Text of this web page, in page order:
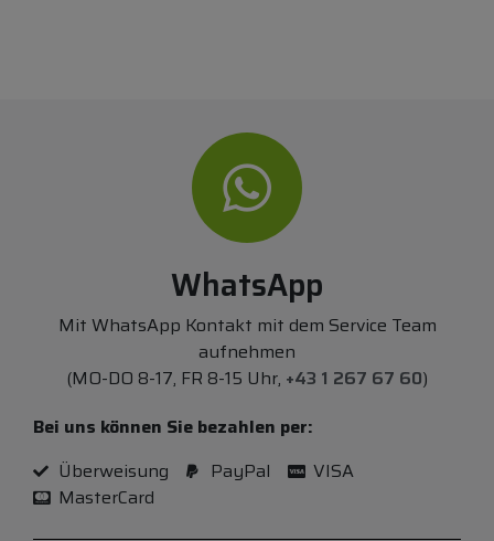
WhatsApp
Mit WhatsApp Kontakt mit dem Service Team
aufnehmen
(MO-DO 8-17, FR 8-15 Uhr, +43 1 267 67 60)
Bei uns können Sie bezahlen per:
Überweisung
PayPal
VISA
MasterCard